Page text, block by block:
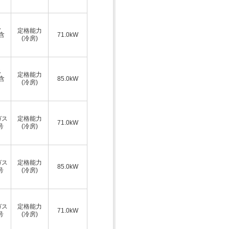
定格能力
(冷房)
71.0kW
定格能力
(冷房)
85.0kW
定格能力
(冷房)
71.0kW
定格能力
(冷房)
85.0kW
定格能力
(冷房)
71.0kW